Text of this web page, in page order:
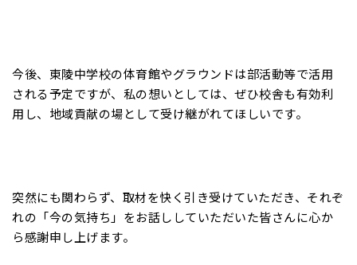
今後、東陵中学校の体育館やグラウンドは部活動等で活用
される予定ですが、私の想いとしては、ぜひ校舎も有効利
用し、地域貢献の場として受け継がれてほしいです。
突然にも関わらず、取材を快く引き受けていただき、それぞ
れの「今の気持ち」をお話ししていただいた皆さんに心か
ら感謝申し上げます。